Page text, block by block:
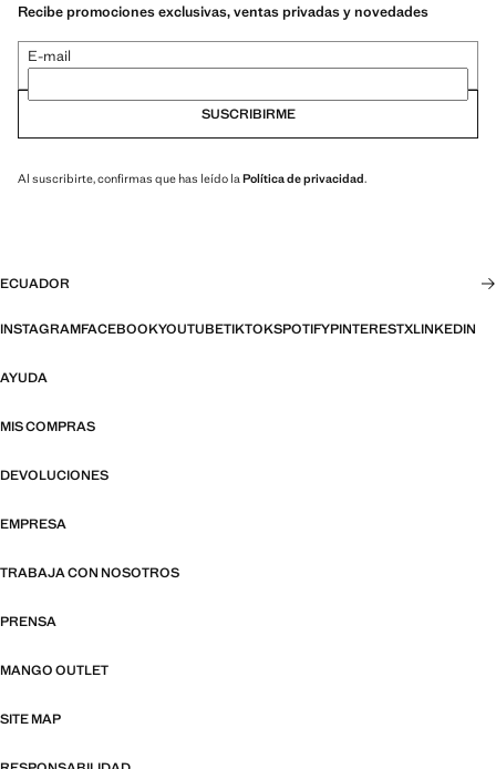
Recibe promociones exclusivas, ventas privadas y novedades
E-mail
SUSCRIBIRME
Al suscribirte, confirmas que has leído la Política de privacidad.
ECUADOR
INSTAGRAMFACEBOOKYOUTUBETIKTOKSPOTIFYPINTERESTXLINKEDIN
AYUDA
MIS COMPRAS
DEVOLUCIONES
EMPRESA
TRABAJA CON NOSOTROS
PRENSA
MANGO OUTLET
SITE MAP